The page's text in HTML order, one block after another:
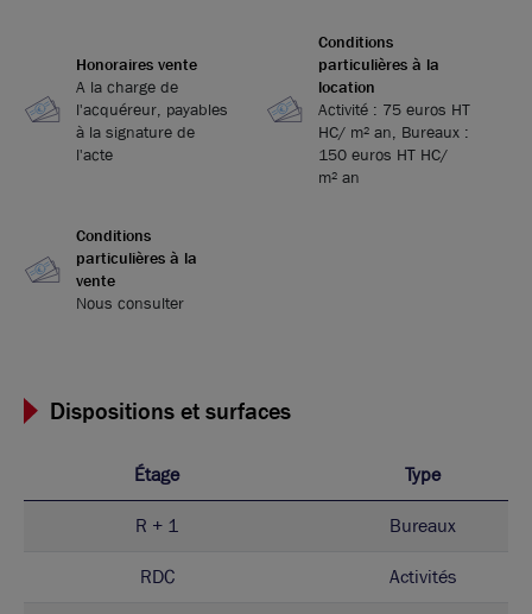
Honoraires vente
A la charge de
l'acquéreur, payables
à la signature de
l'acte
Conditions
particulières à la
location
Activité : 75 euros HT
HC/ m² an, Bureaux :
150 euros HT HC/
m² an
Conditions
particulières à la
vente
Nous consulter
Dispositions et surfaces
Étage Type
R + 1 Bureaux
RDC Activités